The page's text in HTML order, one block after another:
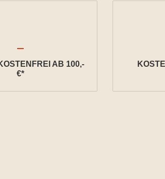
AB 100,-
€*